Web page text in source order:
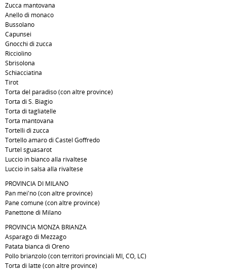
Zucca mantovana
Anello di monaco
Bussolano
Capunsei
Gnocchi di zucca
Ricciolino
Sbrisolona
Schiacciatina
Tirot
Torta del paradiso (con altre province)
Torta di S. Biagio
Torta di tagliatelle
Torta mantovana
Tortelli di zucca
Tortello amaro di Castel Goffredo
Turtel sguasarot
Luccio in bianco alla rivaltese
Luccio in salsa alla rivaltese
PROVINCIA DI MILANO
Pan mei'no (con altre province)
Pane comune (con altre province)
Panettone di Milano
PROVINCIA MONZA BRIANZA
Asparago di Mezzago
Patata bianca di Oreno
Pollo brianzolo (con territori provinciali MI, CO, LC)
Torta di latte (con altre province)